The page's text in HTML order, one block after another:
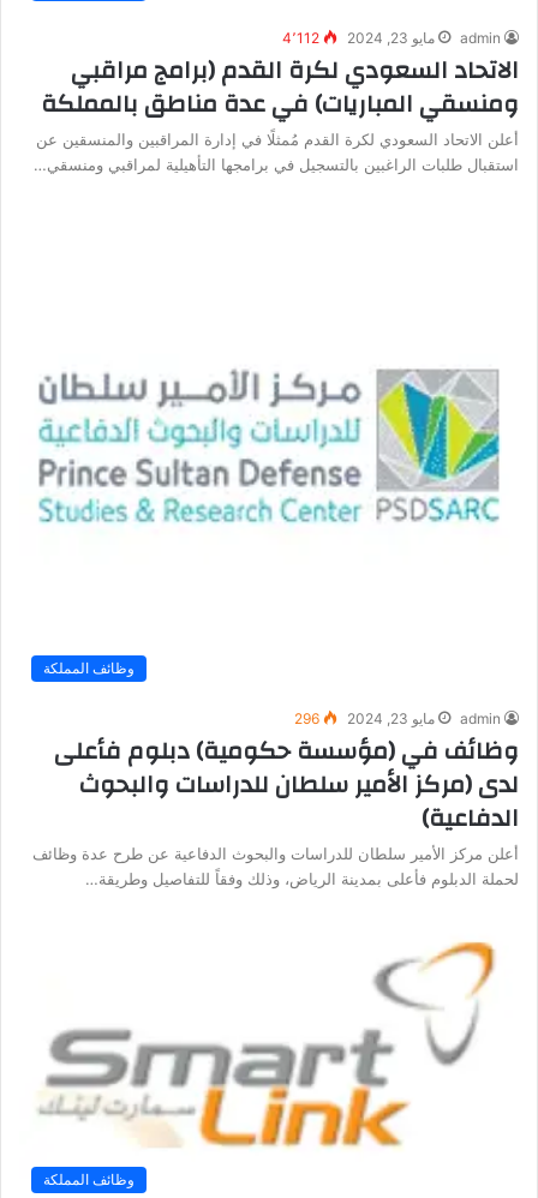
admin مايو 23, 2024 4٬112
الاتحاد السعودي لكرة القدم (برامج مراقبي
ومنسقي المباريات) في عدة مناطق بالمملكة
أعلن الاتحاد السعودي لكرة القدم مُمثلًا في إدارة المراقبين والمنسقين عن
استقبال طلبات الراغبين بالتسجيل في برامجها التأهيلية لمراقبي ومنسقي…
وظائف المملكة
admin مايو 23, 2024 296
وظائف في (مؤسسة حكومية) دبلوم فأعلى
لدى (مركز الأمير سلطان للدراسات والبحوث
الدفاعية)
أعلن مركز الأمير سلطان للدراسات والبحوث الدفاعية عن طرح عدة وظائف
لحملة الدبلوم فأعلى بمدينة الرياض، وذلك وفقاً للتفاصيل وطريقة…
وظائف المملكة